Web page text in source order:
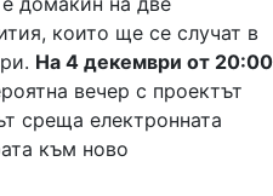
които ще се случат в
На 4 декември от 20:00
вечер с проектът
среща електронната
към ново